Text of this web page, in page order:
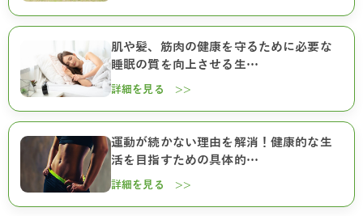
肌や髪、筋肉の健康を守るために必要な
睡眠の質を向上させる生…
詳細を見る >>
運動が続かない理由を解消！健康的な生
活を目指すための具体的…
詳細を見る >>